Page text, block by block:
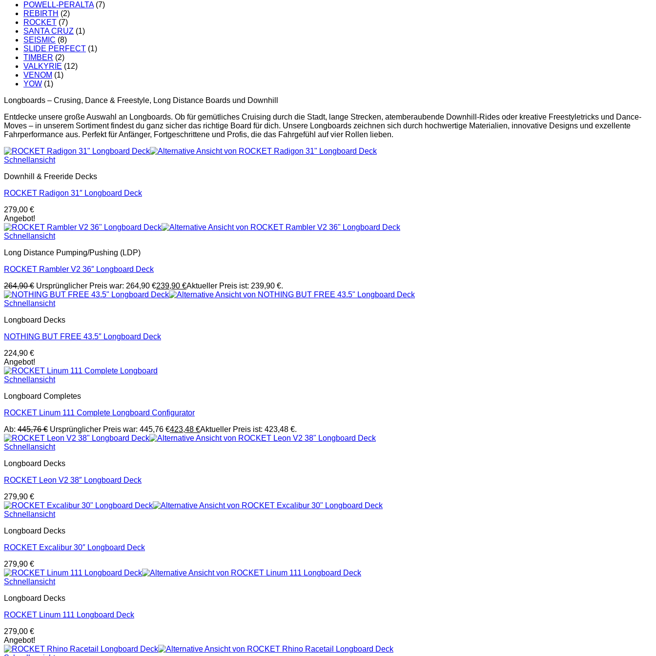
POWELL-PERALTA (7)
REBIRTH (2)
ROCKET (7)
SANTA CRUZ (1)
SEISMIC (8)
SLIDE PERFECT (1)
TIMBER (2)
VALKYRIE (12)
VENOM (1)
YOW (1)
Longboards – Crusing, Dance & Freestyle, Long Distance Boards und Downhill
Entdecke unsere große Auswahl an Longboards. Ob für gemütliches Cruising durch die Stadt, lange Strecken, atemberaubende Downhill-Rides oder kreative Freestyletricks und Dance-
Moves – in unserem Sortiment findest du ganz sicher das richtige Board für dich. Unsere Longboards zeichnen sich durch hochwertige Materialien, innovative Designs und exzellente
Fahrperformance aus. Perfekt für Anfänger, Fortgeschrittene und Profis, die das Fahrgefühl auf vier Rollen lieben.
Schnellansicht
Downhill & Freeride Decks
ROCKET Radigon 31″ Longboard Deck
279,00 €
Angebot!
Schnellansicht
Long Distance Pumping/Pushing (LDP)
ROCKET Rambler V2 36″ Longboard Deck
264,90€ Ursprünglicher Preis war: 264,90 €239,90 €Aktueller Preis ist: 239,90 €.
Schnellansicht
Longboard Decks
NOTHING BUT FREE 43.5″ Longboard Deck
224,90 €
Angebot!
Schnellansicht
Longboard Completes
ROCKET Linum 111 Complete Longboard Configurator
Ab: 445,76€ Ursprünglicher Preis war: 445,76 €423,48 €Aktueller Preis ist: 423,48 €.
Schnellansicht
Longboard Decks
ROCKET Leon V2 38″ Longboard Deck
279,90 €
Schnellansicht
Longboard Decks
ROCKET Excalibur 30″ Longboard Deck
279,90 €
Schnellansicht
Longboard Decks
ROCKET Linum 111 Longboard Deck
279,00 €
Angebot!